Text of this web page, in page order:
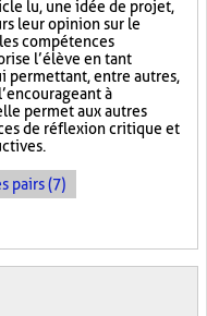
lu, une idée de projet,
leur opinion sur le
compétences
l’élève en tant
permettant, entre autres,
à
permet aux autres
de réflexion critique et
pairs (7)